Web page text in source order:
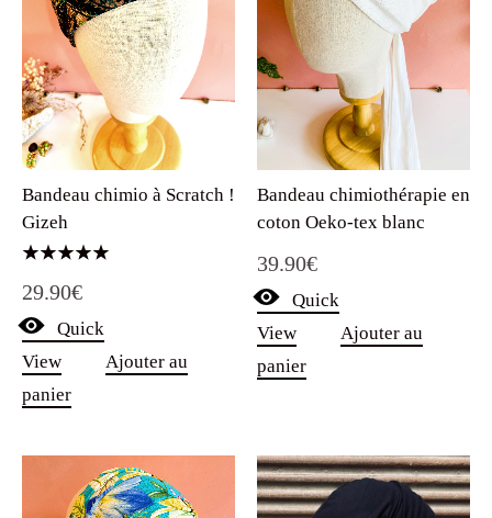
Bandeau chimio à Scratch !
Gizeh
5.00
29.90€
Quick
View
Ajouter au
panier
Bandeau chimiothérapie en
coton Oeko-tex blanc
39.90€
Quick
View
Ajouter au
panier